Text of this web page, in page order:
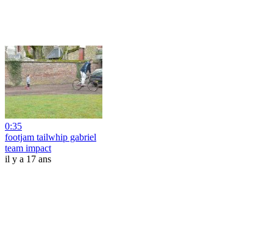
0:35
footjam tailwhip gabriel
team impact
il y a 17 ans